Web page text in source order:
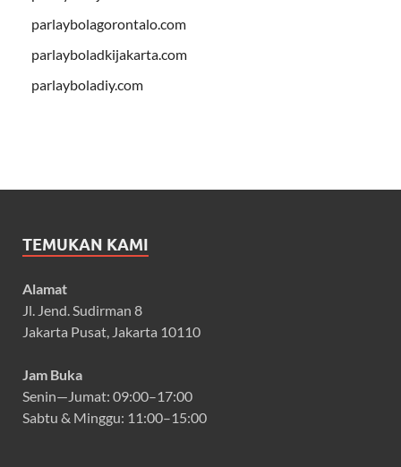
parlaybolagorontalo.com
parlayboladkijakarta.com
parlayboladiy.com
TEMUKAN KAMI
Alamat
Jl. Jend. Sudirman 8
Jakarta Pusat, Jakarta 10110
Jam Buka
Senin—Jumat: 09:00–17:00
Sabtu & Minggu: 11:00–15:00